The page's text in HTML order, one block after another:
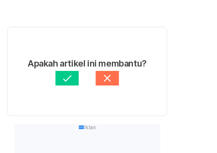
Apakah artikel ini membantu?
Iklan